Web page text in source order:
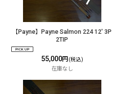
【Payne】Payne Salmon 224 12' 3P
2TIP
55,000円 (税込)
在庫なし